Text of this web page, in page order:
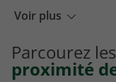
Voir plus
Emploi Facteur
Emploi Mécanicien
Parcourez
proximité